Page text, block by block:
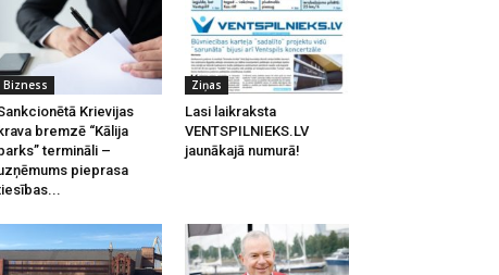
Bizness
Krievijas
krava bremzē “Kālija
termināli –
pieprasa
Ziņas
Lasi laikraksta
VENTSPILNIEKS.LV
jaunākajā numurā!